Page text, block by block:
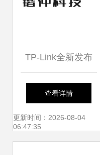
TP-Link全新发布
拓展网络设备制造
版图
查看详情
更新时间：2026-08-04
06:47:35